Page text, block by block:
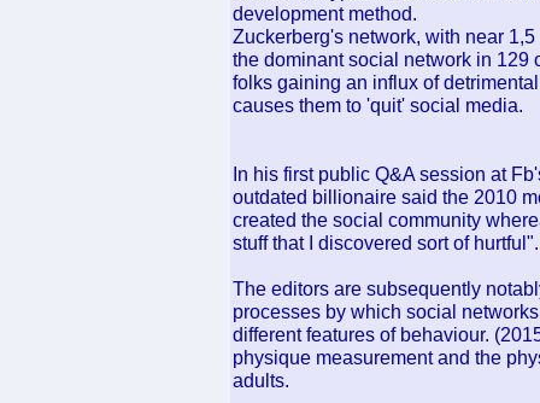
development method.
Zuckerberg's network, with near
the dominant social network in 129
folks gaining an influx of
causes them to 'quit' social media.
In his first public Q&A session at
outdated billionaire said the 2010
created the social community
stuff that I discovered sort of hurtful".
The editors are subsequently
processes by which social
different features of behaviour.
physique measurement and the
adults.